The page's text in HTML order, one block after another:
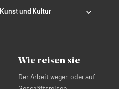
Kunst und Kultur
Wie reisen sie
Der Arbeit wegen oder auf